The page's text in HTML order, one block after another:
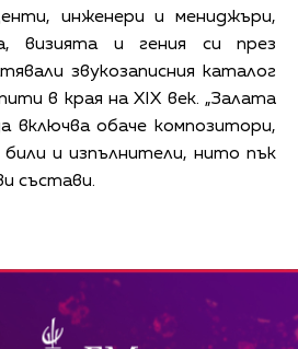
инженери и мениджъри,
визията и гения си през
звукозаписния каталог
в края на XIX век. „Залата
включва обаче композитори,
и изпълнители, нито пък
състави.